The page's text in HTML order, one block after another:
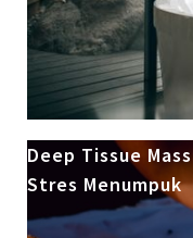
Deep Tissue
Stres Menumpuk